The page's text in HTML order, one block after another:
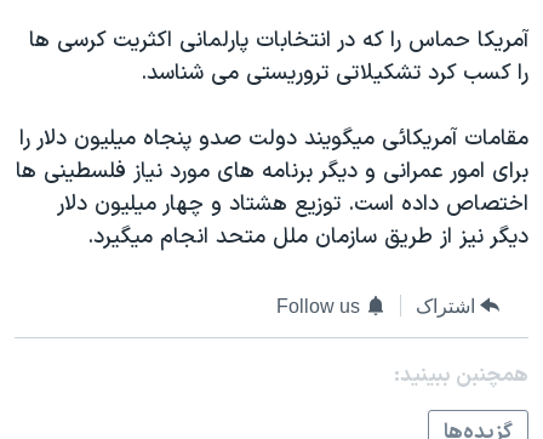
علم و فناوری
گالری عکس
آرشیو پخش زنده
رمز مهسا
اعتراضات زن، زندگی، آزادی
مجموعه مستندهای دادخواهی
تریبونال مردمی آبان ۹۸
چهل سال گروگان‌گیری
زبانهای مختلف
آمريکا حماس را که در انتخابات پارلمانی اکثريت کرسی ها
را کسب کرد تشکيلاتی تروريستی می شناسد.
مقامات آمريکائی ميگويند دولت صدو پنجاه ميليون دلار را
برای امور عمرانی و ديگر برنامه های مورد نياز فلسطينی ها
اختصاص داده است. توزيع هشتاد و چهار ميليون دلار
ديگر نيز از طريق سازمان ملل متحد انجام ميگيرد.
اشتراک Follow us
همچنبن ببینید: